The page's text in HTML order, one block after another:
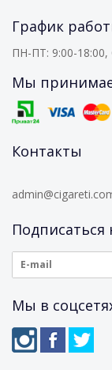
График
ПН-ПТ: 9:00-18:00,
Мы
Контакты
Подписаться
Мы в